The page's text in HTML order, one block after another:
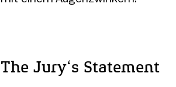
The Jury‘s Statement